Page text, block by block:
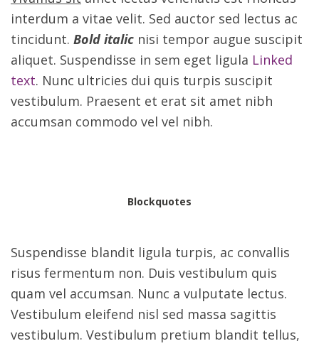
interdum a vitae velit. Sed auctor sed lectus ac
tincidunt. Bold italic nisi tempor augue suscipit
aliquet. Suspendisse in sem eget ligula Linked
text. Nunc ultricies dui quis turpis suscipit
vestibulum. Praesent et erat sit amet nibh
accumsan commodo vel vel nibh.
Blockquotes
Suspendisse blandit ligula turpis, ac convallis
risus fermentum non. Duis vestibulum quis
quam vel accumsan. Nunc a vulputate lectus.
Vestibulum eleifend nisl sed massa sagittis
vestibulum. Vestibulum pretium blandit tellus,